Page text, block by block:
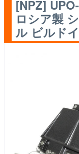
[NPZ]
ロシア製
ル ビルド